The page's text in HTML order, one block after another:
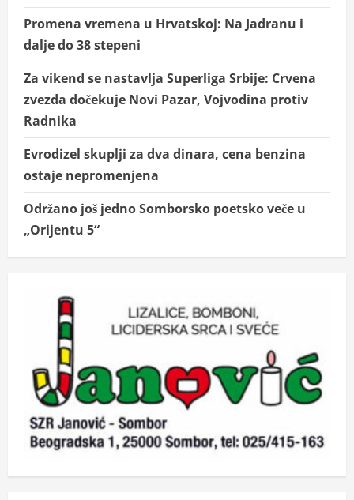
Promena vremena u Hrvatskoj: Na Jadranu i
dalje do 38 stepeni
Za vikend se nastavlja Superliga Srbije: Crvena
zvezda dočekuje Novi Pazar, Vojvodina protiv
Radnika
Evrodizel skuplji za dva dinara, cena benzina
ostaje nepromenjena
Održano još jedno Somborsko poetsko veče u
„Orijentu 5“